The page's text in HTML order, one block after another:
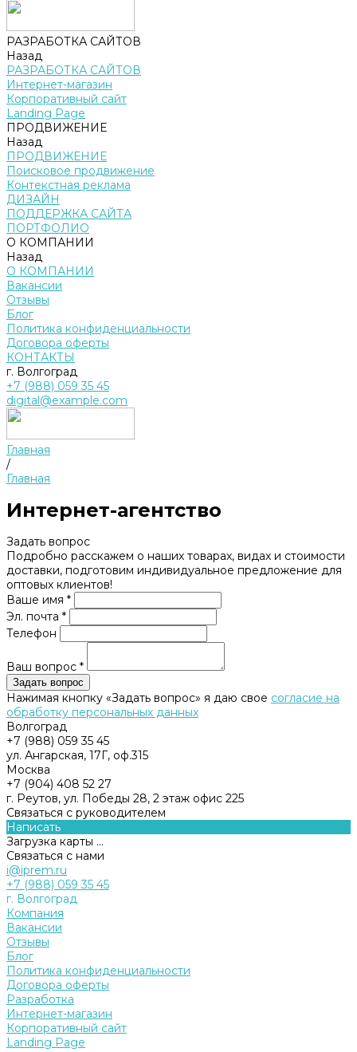
РАЗРАБОТКА САЙТОВ
Назад
РАЗРАБОТКА САЙТОВ
Интернет-магазин
Корпоративный сайт
Landing Page
ПРОДВИЖЕНИЕ
Назад
ПРОДВИЖЕНИЕ
Поисковое продвижение
Контекстная реклама
ДИЗАЙН
ПОДДЕРЖКА САЙТА
ПОРТФОЛИО
О КОМПАНИИ
Назад
О КОМПАНИИ
Вакансии
Отзывы
Блог
Политика конфиденциальности
Договора оферты
КОНТАКТЫ
г. Волгоград
+7 (988) 059 35 45
digital@example.com
Главная
/
Главная
Интернет-агентство
Задать вопрос
Подробно расскажем о наших товарах, видах и стоимости
доставки, подготовим индивидуальное предложение для
оптовых клиентов!
Ваше имя *
Эл. почта *
Телефон
Ваш вопрос *
Нажимая кнопку «Задать вопрос» я даю свое согласие на
обработку персональных данных
Волгоград
+7 (988) 059 35 45
ул. Ангарская, 17Г, оф.315
Москва
+7 (904) 408 52 27
г. Реутов, ул. Победы 28, 2 этаж офис 225
Связаться с руководителем
Написать
Загрузка карты ...
Связаться с нами
i@iprem.ru
+7 (988) 059 35 45
г. Волгоград
Компания
Вакансии
Отзывы
Блог
Политика конфиденциальности
Договора оферты
Разработка
Интернет-магазин
Корпоративный сайт
Landing Page